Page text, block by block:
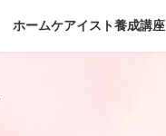
ホームケアイスト養成講座